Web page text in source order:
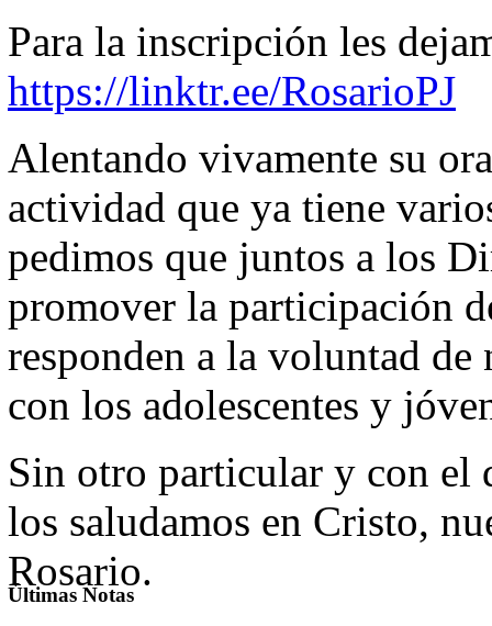
Para la inscripción les
https://linktr.ee/RosarioPJ
Alentando vivamente su
actividad que ya tiene
pedimos que juntos a los
promover la participación
responden a la voluntad
con los adolescentes y
Sin otro particular y con el
los saludamos en Cristo,
Rosario.
Últimas Notas